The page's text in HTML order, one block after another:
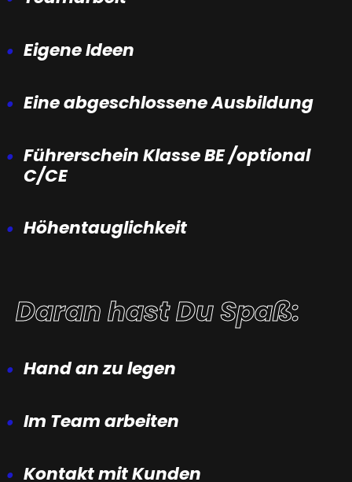
Eigene Ideen
Eine abgeschlossene Ausbildung
Führerschein Klasse BE /optional
C/CE
Höhentauglichkeit
Daran hast Du Spaß:
Hand an zu legen
Im Team arbeiten
Kontakt mit Kunden